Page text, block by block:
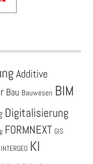
Additive
Bau Bauwesen BIM
Digitalisierung
FORMNEXT GIS
INTERGEO KI